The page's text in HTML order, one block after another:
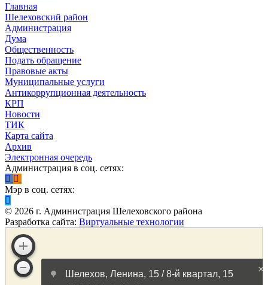
Главная
Шелеховский район
Администрация
Дума
Общественность
Подать обращение
Правовые акты
Муниципальные услуги
Антикоррупционная деятельность
КРП
Новости
ТИК
Карта сайта
Архив
Электронная очередь
Администрация в соц. сетях:
Мэр в соц. сетях:
© 2026 г. Администрация Шелеховского района
Разработка сайта: Виртуальные технологии